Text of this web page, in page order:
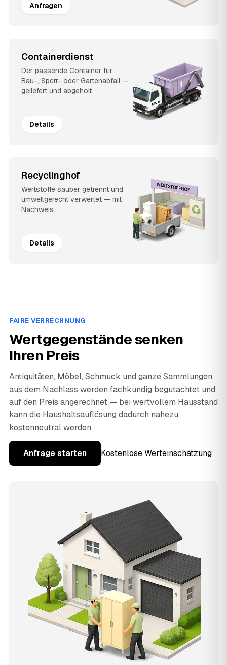
Anfragen
Containerdienst
Der passende Container für
Bau-, Sperr- oder Gartenabfall —
geliefert und abgeholt.
Details
Recyclinghof
Wertstoffe sauber getrennt und
umweltgerecht verwertet — mit
Nachweis.
Details
FAIRE VERRECHNUNG
Wertgegenstände senken
Ihren Preis
Antiquitäten, Möbel, Schmuck und ganze Sammlungen
aus dem Nachlass werden fachkundig begutachtet und
auf den Preis angerechnet — bei wertvollem Hausstand
kann die Haushaltsauflösung dadurch nahezu
kostenneutral werden.
Anfrage starten Kostenlose Werteinschätzung